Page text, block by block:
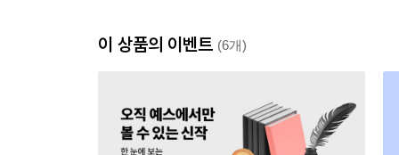
이 상품의 이벤트 (6개)